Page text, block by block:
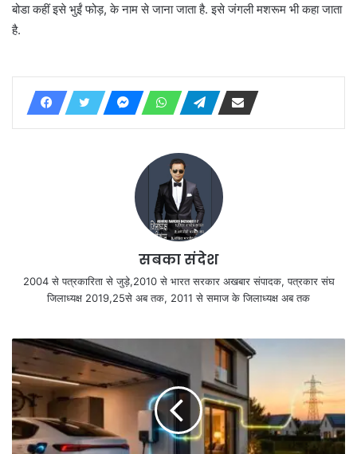
बोडा कहीं इसे भुईं फोड़, के नाम से जाना जाता है. इसे जंगली मशरूम भी कहा जाता
है.
सबका संदेश
2004 से पत्रकारिता से जुड़े,2010 से भारत सरकार अखबार संपादक, पत्रकार संघ
जिलाध्यक्ष 2019,25से अब तक, 2011 से समाज के जिलाध्यक्ष अब तक